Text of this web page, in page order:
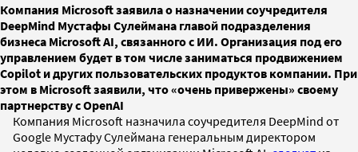
Компания Microsoft заявила о назначении соучредителя
DeepMind Мустафы Сулеймана главой подразделения
бизнеса Microsoft AI, связанного с ИИ. Организация под его
управлением будет в том числе заниматься продвижением
Copilot и других пользовательских продуктов компании. При
этом в Microsoft заявили, что «очень привержены» своему
партнерству с OpenAI
Компания Microsoft назначила соучредителя DeepMind от
Google Мустафу Сулеймана генеральным директором